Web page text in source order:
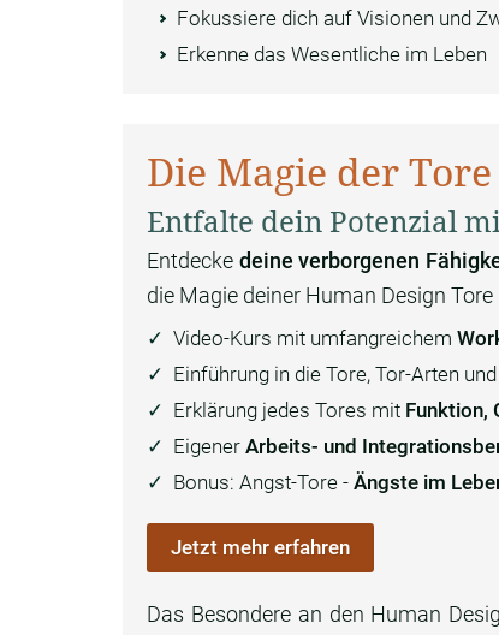
Fokussiere dich auf Visionen und
Erkenne das Wesentliche im Leben
Die Magie der
Entfalte dein Potenzial
Entdecke deine verborgenen
die Magie deiner Human Design
Video-Kurs mit umfangreichem
Einführung in die Tore, Tor-Arten und
Erklärung jedes Tores mit Funktion,
Eigener Arbeits- und
Bonus: Angst-Tore - Ängste im
Jetzt mehr erfahren
Das Besondere an den Human